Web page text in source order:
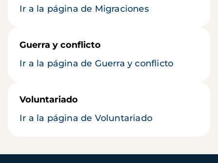
Ir a la página de Migraciones
Guerra y conflicto
Ir a la página de Guerra y conflicto
Voluntariado
Ir a la página de Voluntariado